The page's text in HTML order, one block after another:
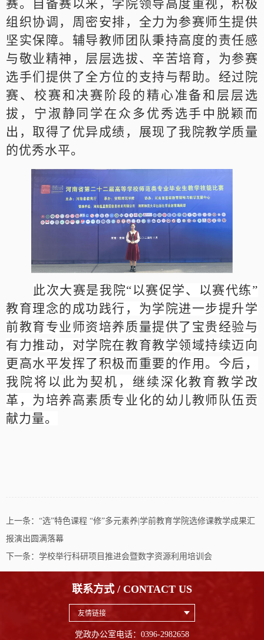
赛。自备赛以来，学院领导高度重视，积极
组织协调，周密安排，全力为参赛师生提供
坚实保障。辅导教师团队秉持高度的责任感
与敬业精神，层层选拔、辛苦培育，为参赛
选手们提供了全方位的支持与帮助。经过院
赛、校赛和决赛阶段的精心准备和层层选
拔，宁淑静同学在众多优秀选手中脱颖而
出，取得了优异成绩，展现了我院教学质量
的优秀水平。
此次大赛是我院“以赛促学、以赛代练”
教育理念的成功践行，为学院进一步提升学
前教育专业师资培养质量提供了宝贵经验与
有力推动，对学院在教育教学领域持续迈向
更高⽔平发挥了积极而重要的作⽤。今后，
我院将以此为契机，继续深化教育教学改
革，为培养高素质专业化的幼儿教师队伍贡
献力量。
上一条： “选”特色课程 “修”多元素养|学前教育学院选修课教学成果汇
报演出圆满落幕
下一条： 学校举行科研项目推进会暨数字资源利用培训会
联系方式 / CONTACT US
友情链接
党政办公室电话：0396-2982658